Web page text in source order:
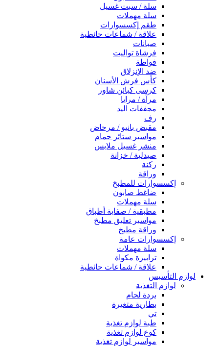
سلة / سبت غسيل
سلة مهملات
طقم إكسسوارات
علاقة / شماعات حائطية
صبانات
فرشاة تواليت
فواطة
ضد الإنزلاق
كأس فرش الأسنان
كرسى كبائن شاور
مرآة / مرايا
مجففات اليد
رف
مقبض بانيو / مرحاض
مواسير ستائر حمام
منشر غسيل ملابس
صيدلية / خزانة
ركنة
وراقة
إكسسوارات للمطبخ
ضاغط صابون
سلة مهملات
مطبقية / صفاية أطباق
مواسير تعليق مطبخ
وراقة مطبخ
إكسسوارات عامة
سلة مهملات
ترابيزة مكواة
علاقة / شماعات حائطية
لوازم التأسيس
لوازم التغذية
بردة لحام
بطارية متغيرة
تي
طبة لوازم تغذية
كوع لوازم تغذية
مواسير لوازم تغذية